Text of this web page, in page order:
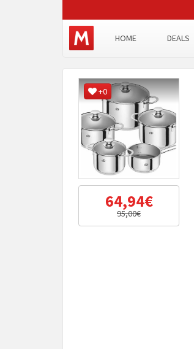
HOME DEALS
+0
64,94€
95,00€